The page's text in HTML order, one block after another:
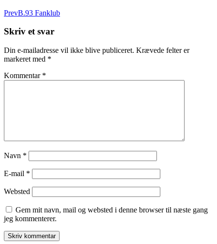
PrevB.93 Fanklub
Skriv et svar
Din e-mailadresse vil ikke blive publiceret. Krævede felter er
markeret med *
Kommentar *
Navn *
E-mail *
Websted
Gem mit navn, mail og websted i denne browser til næste gang
jeg kommenterer.